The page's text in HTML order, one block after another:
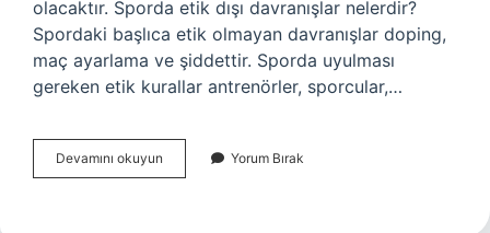
olacaktır. Sporda etik dışı davranışlar nelerdir?
Spordaki başlıca etik olmayan davranışlar doping,
maç ayarlama ve şiddettir. Sporda uyulması
gereken etik kurallar antrenörler, sporcular,…
Devamını okuyun
Etiğinde
Yorum Bırak